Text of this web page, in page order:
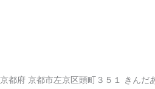
京都府 京都市左京区頭町３５１ きん